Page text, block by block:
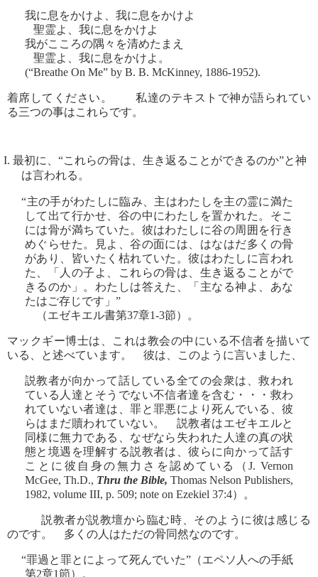
我に息をかけよ、我に息をかけよ
聖霊よ、我に息をかけよ
我がこころの隅々を清めたまえ
聖霊よ、我に息をかけよ。
(“Breathe On Me” by B. B. McKinney, 1886-1952).
着席してください。 私達のテキストで神が語られてい
る三つの事はこれらです。
I. 最初に、“これらの骨は、生き返ることができるのか”と神
は言われる。
“主の手がわたしに臨み、主はわたしを主の霊に満た
して出て行かせ、谷の中にわたしを置かれた。そこ
には骨が満ちていた。彼はわたしに谷の周囲を行き
めぐらせた。見よ、谷の面には、はなはだ多くの骨
があり、皆いたく枯れていた。彼はわたしに言われ
た、「人の子よ、これらの骨は、生き返ることがで
きるのか」。わたしは答えた、「主なる神よ、あな
たはご存じです」”
（エゼキエル書第37章1-3節）。
マックギー博士は、これは教会の中にいる不信者を描いて
いる、と述べています。 彼は、このように言いました、
説教者が向かって話している全ての会衆は、救われ
ている人達とそうでない不信者達を含む・・・救わ
れていない者達は、罪と罪悪により死んでいる、彼
らはまだ贖われていない。 説教者はエゼキエルと
同様に無力である、なぜなら失われた人達の真の状
態と境遇を理解する説教者は、彼らに向かって話す
ことに彼自身の無力さを認めている（J. Vernon
McGee, Th.D., Thru the Bible, Thomas Nelson Publishers,
1982, volume III, p. 509; note on Ezekiel 37:4）。
説教者が説教壇から臨む時、そのように彼は感じる
のです。 多くの人はただの骨同然なのです。
“罪過と罪とによって死んでいた”（エペソ人への手紙
第2章1節）。